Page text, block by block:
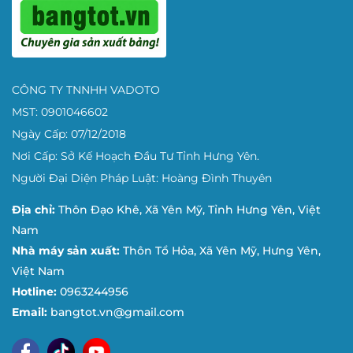
Số 18NV3, KĐT Tổng Cục 5, Yên Xá, Thanh Trì
📞 Điện thoại:0983 289 958
Thời Đại 1-06, Vinhomes Ocean Park 3, Văn
📞 Điện thoại:0983 289 958
Khu vực miền Trung:
📞 Điện thoại:0961 84 33 88
Nghệ An:148 Ngô Thì Nhậm, P. Trung Vĩnh, TP. Vinh.
Khu vực miền Nam:
TP. Hồ Chí Minh:
📞 Điện thoại:0981 444 956
CÔNG TY TNNHH VADOTO
MST: 0901046602
Ngày Cấp: 07/12/2018
Nơi Cấp: Sở Kế Hoạch Đầu Tư Tỉnh Hưng Yên.
Người Đại Diện Pháp Luật: Hoàng Đình Thuyên
Địa chỉ: Thôn Đạo Khê, Xã Yên Mỹ, Tỉnh Hưng Yên, Việt
Nam
Nhà máy sản xuất: Thôn Tổ Hỏa, Xã Yên Mỹ, Hưng Yên,
Việt Nam
Hotline: 0963244956
Email: bangtot.vn@gmail.com